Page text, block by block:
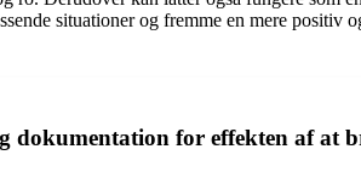
situationer og fremme en mere
dokumentation for effekten af at